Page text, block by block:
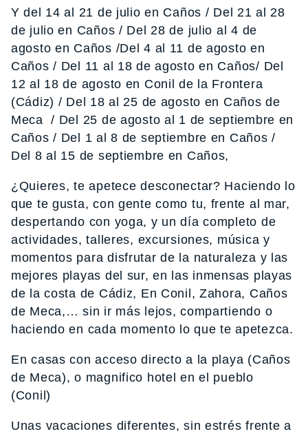
Y del 14 al 21 de julio en Caños / Del 21 al 28
de julio en Caños / Del 28 de julio al 4 de
agosto en Caños /Del 4 al 11 de agosto en
Caños / Del 11 al 18 de agosto en Caños/ Del
12 al 18 de agosto en Conil de la Frontera
(Cádiz) / Del 18 al 25 de agosto en Caños de
Meca / Del 25 de agosto al 1 de septiembre en
Caños / Del 1 al 8 de septiembre en Caños /
Del 8 al 15 de septiembre en Caños,
¿Quieres, te apetece desconectar? Haciendo lo
que te gusta, con gente como tu, frente al mar,
despertando con yoga, y un día completo de
actividades, talleres, excursiones, música y
momentos para disfrutar de la naturaleza y las
mejores playas del sur, en las inmensas playas
de la costa de Cádiz, En Conil, Zahora, Caños
de Meca,… sin ir más lejos, compartiendo o
haciendo en cada momento lo que te apetezca.
En casas con acceso directo a la playa (Caños
de Meca), o magnifico hotel en el pueblo
(Conil)
Unas vacaciones diferentes, sin estrés frente a